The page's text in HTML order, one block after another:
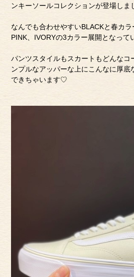
ンキーソールコレクションが登場しま
なんでも合わせやすいBLACKと春カ
PINK、IVORYの3カラー展開となって
パンツスタイルもスカートもどんなコ
ンプルなアッパーな上にこんなに厚底
できちゃいます♡